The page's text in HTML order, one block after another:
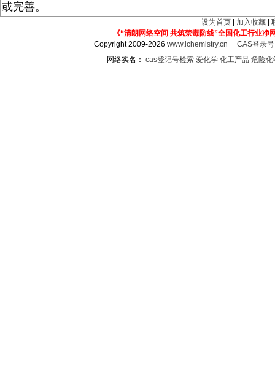
或完善。
设为首页 加入收藏
《“清朗网络空间 共筑禁毒防线”全国化工行业净
Copyright 2009-2026www.ichemistry.cn
CAS登录
网络实名： cas登记号检索 爱化学 化工产品 危险化